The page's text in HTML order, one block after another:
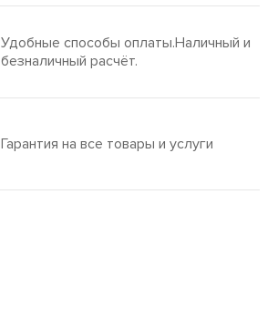
Удобные способы оплаты.Наличный и
безналичный расчёт.
Гарантия на все товары и услуги